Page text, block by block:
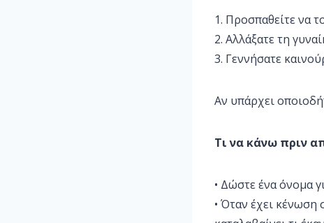
1. Προσπαθείτε να
2. Αλλάξατε τη
3. Γεννήσατε
Αν υπάρχει
Τι να κάνω πριν
• Δώστε ένα όνομα
• Όταν έχει κένωση